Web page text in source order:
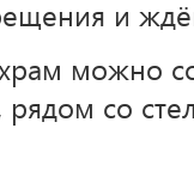
и
можно
со